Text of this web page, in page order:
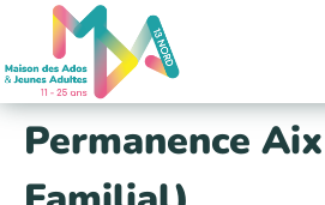
principal
Permanence